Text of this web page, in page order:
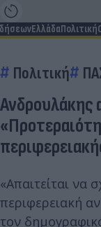
ΕλλάδαΠολιτική
Πολιτική
Ανδρουλάκης
«Απαιτείται να
περιφερειακή
τον